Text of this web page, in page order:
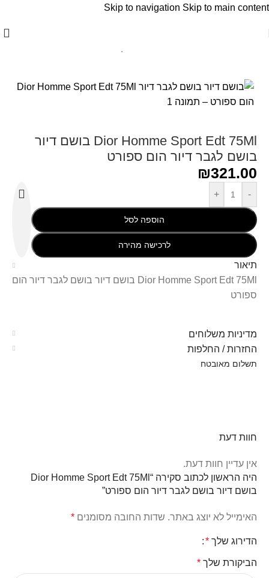
Skip to navigation Skip to main content
Dior Homme Sport Edt 75Ml בושם דיור
בושם לגבר דיור הום ספורט
₪321.00
-
+
הוספה לסל
לרכישה מהירה
תיאור
Dior Homme Sport Edt 75Ml בושם דיור בושם לגבר דיור הום
ספורט
מדיניות משלוחים
החזרות / החלפות
תשלום מאובטח
חוות דעת
אין עדיין חוות דעת.
היה הראשון לכתוב סקירה “Dior Homme Sport Edt 75Ml
בושם דיור בושם לגבר דיור הום ספורט”
האימייל לא יוצג באתר. שדות החובה מסומנים *
הדירוג שלך *
הביקורת שלך *